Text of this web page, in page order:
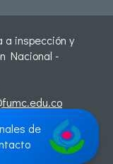
a inspección y
Nacional -
de